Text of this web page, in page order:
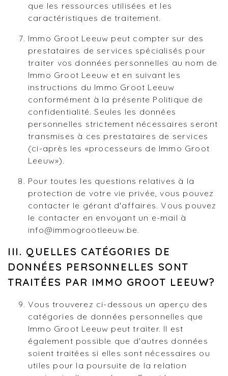
que les ressources utilisées et les
caractéristiques de traitement.
Immo Groot Leeuw peut compter sur des
prestataires de services spécialisés pour
traiter vos données personnelles au nom de
Immo Groot Leeuw et en suivant les
instructions du Immo Groot Leeuw
conformément à la présente Politique de
confidentialité. Seules les données
personnelles strictement nécessaires seront
transmises à ces prestataires de services
(ci-après les «processeurs de Immo Groot
Leeuw»).
Pour toutes les questions relatives à la
protection de votre vie privée, vous pouvez
contacter le gérant d'affaires. Vous pouvez
le contacter en envoyant un e-mail à
info@immogrootleeuw.be.
III. QUELLES CATÉGORIES DE
DONNÉES PERSONNELLES SONT
TRAITÉES PAR IMMO GROOT LEEUW?
Vous trouverez ci-dessous un aperçu des
catégories de données personnelles que
Immo Groot Leeuw peut traiter. Il est
également possible que d'autres données
soient traitées si elles sont nécessaires ou
utiles pour la poursuite de la relation